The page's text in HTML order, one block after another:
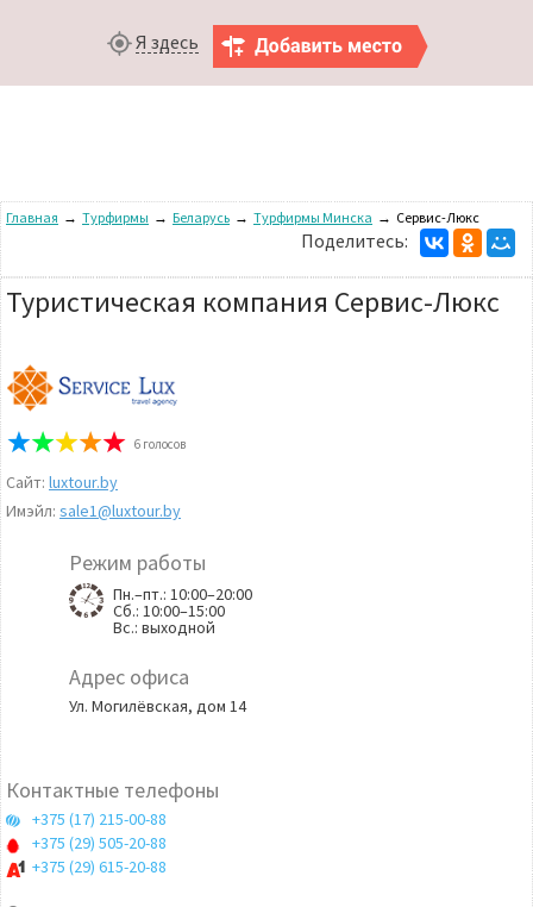
Я здесь
Главная → Турфирмы → Беларусь → Турфирмы Минска → Сервис-Люкс
Поделитесь:
Туристическая компания Сервис-Люкс
6 голосов
Сайт: luxtour.by
Имэйл: sale1@luxtour.by
Режим работы
Пн.–пт.: 10:00–20:00
Сб.: 10:00–15:00
Вс.: выходной
Адрес офиса
Ул. Могилёвская, дом 14
Контактные телефоны
+375 (17) 215-00-88
+375 (29) 505-20-88
+375 (29) 615-20-88